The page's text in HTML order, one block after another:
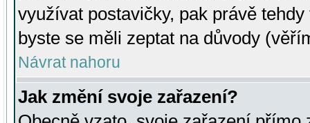
využívat postavičky, pak právě
byste se měli zeptat na důvody
Návrat nahoru
Jak změní svoje zařazení?